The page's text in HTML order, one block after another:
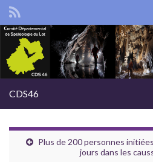
Search for:
CDS46
Plus de 200 personnes
jours dans les